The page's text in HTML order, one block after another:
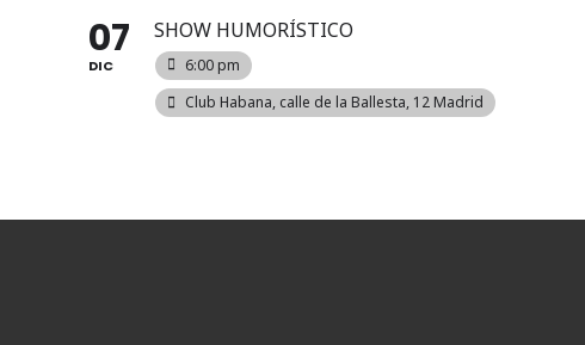
07
DIC
SHOW HUMORÍSTICO
6:00 pm
Club Habana, calle de la Ballesta, 12 Madrid